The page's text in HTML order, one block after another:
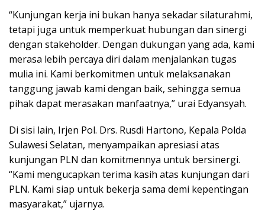
“Kunjungan kerja ini bukan hanya sekadar silaturahmi,
tetapi juga untuk memperkuat hubungan dan sinergi
dengan stakeholder. Dengan dukungan yang ada, kami
merasa lebih percaya diri dalam menjalankan tugas
mulia ini. Kami berkomitmen untuk melaksanakan
tanggung jawab kami dengan baik, sehingga semua
pihak dapat merasakan manfaatnya,” urai Edyansyah.
Di sisi lain, Irjen Pol. Drs. Rusdi Hartono, Kepala Polda
Sulawesi Selatan, menyampaikan apresiasi atas
kunjungan PLN dan komitmennya untuk bersinergi.
“Kami mengucapkan terima kasih atas kunjungan dari
PLN. Kami siap untuk bekerja sama demi kepentingan
masyarakat,” ujarnya.